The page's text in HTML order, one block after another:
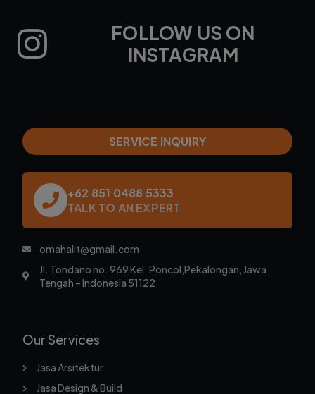
FOLLOW US ON
INSTAGRAM
Our Services
Jasa Arsitektur
Jasa Design & Build
SERVICE INQUIRY
+62 851 0488 5333
TALK TO AN EXPERT
omahalit@gmail.com
Jl. Tondano no. 969 Kel. Poncol,Pekalongan, Jawa
Tengah – Indonesia 51122